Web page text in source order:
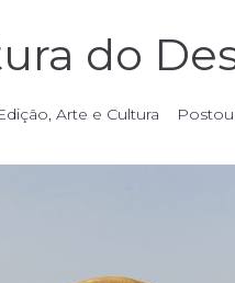
do
, Arte e Cultura Postou